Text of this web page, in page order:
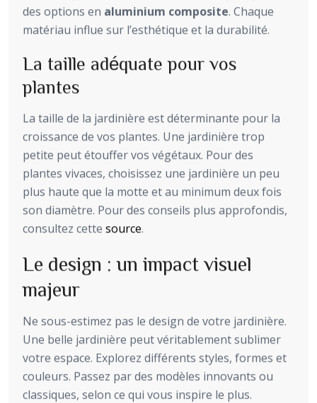
des options en aluminium composite. Chaque
matériau influe sur l’esthétique et la durabilité.
La taille adéquate pour vos
plantes
La taille de la jardinière est déterminante pour la
croissance de vos plantes. Une jardinière trop
petite peut étouffer vos végétaux. Pour des
plantes vivaces, choisissez une jardinière un peu
plus haute que la motte et au minimum deux fois
son diamètre. Pour des conseils plus approfondis,
consultez cette source.
Le design : un impact visuel
majeur
Ne sous-estimez pas le design de votre jardinière.
Une belle jardinière peut véritablement sublimer
votre espace. Explorez différents styles, formes et
couleurs. Passez par des modèles innovants ou
classiques, selon ce qui vous inspire le plus.